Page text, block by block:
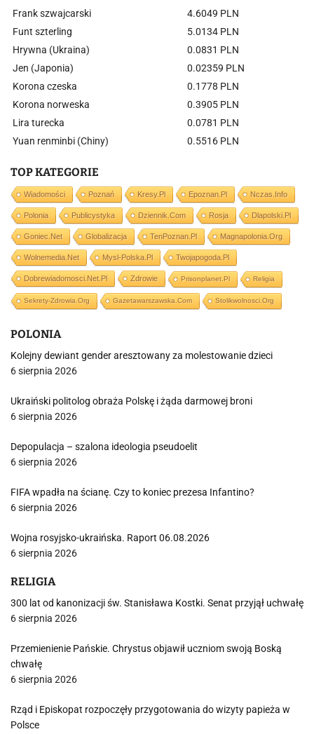
Frank szwajcarski
4.6049 PLN
Funt szterling
5.0134 PLN
Hrywna (Ukraina)
0.0831 PLN
Jen (Japonia)
0.02359 PLN
Korona czeska
0.1778 PLN
Korona norweska
0.3905 PLN
Lira turecka
0.0781 PLN
Yuan renminbi (Chiny)
0.5516 PLN
TOP KATEGORIE
Wiadomości Poznań Kresy.pl Epoznan.pl Nczas.info
Polonia Publicystyka Dziennik.com Rosja Dlapolski.pl
Goniec.net Globalizacja TenPoznan.pl Magnapolonia.org
Wolnemedia.net Mysl-Polska.pl Twojapogoda.pl
Dobrewiadomosci.net.pl Zdrowie Prisonplanet.pl Religia
Sekrety-Zdrowia.org Gazetawarszawska.com Stolikwolnosci.org
POLONIA
Kolejny dewiant gender aresztowany za molestowanie dzieci
6 sierpnia 2026
Ukraiński politolog obraża Polskę i żąda darmowej broni
6 sierpnia 2026
Depopulacja – szalona ideologia pseudoelit
6 sierpnia 2026
FIFA wpadła na ścianę. Czy to koniec prezesa Infantino?
6 sierpnia 2026
Wojna rosyjsko-ukraińska. Raport 06.08.2026
6 sierpnia 2026
RELIGIA
300 lat od kanonizacji św. Stanisława Kostki. Senat przyjął uchwałę
6 sierpnia 2026
Przemienienie Pańskie. Chrystus objawił uczniom swoją Boską
chwałę
6 sierpnia 2026
Rząd i Episkopat rozpoczęły przygotowania do wizyty papieża w
Polsce